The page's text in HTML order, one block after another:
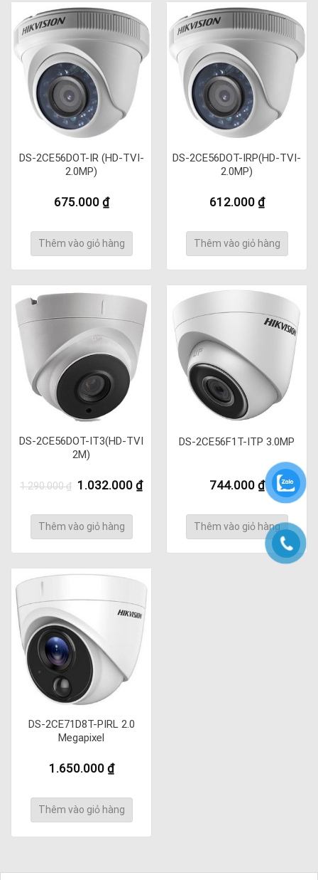
DS-2CE56DOT-IR (HD-TVI-
2.0MP)
675.000 ₫
Thêm vào giỏ hàng
DS-2CE56DOT-IRP(HD-TVI-
2.0MP)
612.000 ₫
Thêm vào giỏ hàng
DS-2CE56DOT-IT3(HD-TVI
2M)
1.290.000₫ Giá
1.290.000 ₫.
1.032.000₫Giá
1.032.000 ₫.
Thêm vào giỏ hàng
DS-2CE56F1T-ITP 3.0MP
744.000 ₫
Thêm vào giỏ hàng
DS-2CE71D8T-PIRL 2.0
Megapixel
1.650.000 ₫
Thêm vào giỏ hàng